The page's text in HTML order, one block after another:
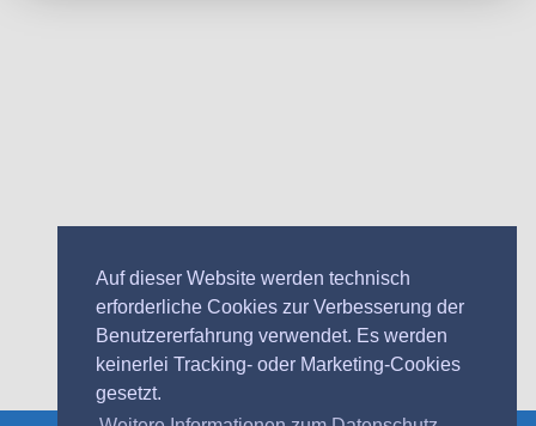
Auf dieser Website werden technisch
erforderliche Cookies zur Verbesserung der
Benutzererfahrung verwendet. Es werden
keinerlei Tracking- oder Marketing-Cookies
gesetzt.